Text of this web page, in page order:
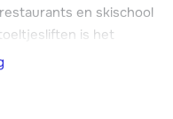
en skischool
is het
van Super Châtel.